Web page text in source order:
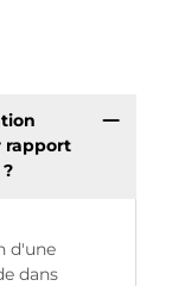
rapport
d'une
dans